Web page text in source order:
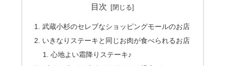
目次
武蔵小杉のセレブなショッピングモールのお店
いきなりステーキと同じお肉が食べられるお店
心地よい霜降りステーキ♪